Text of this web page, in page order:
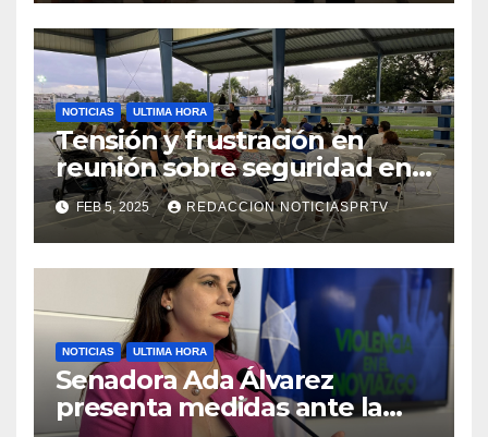
NOTICIAS ULTIMA HORA
Tensión y frustración en
reunión sobre seguridad en
Reparto Metropolitano
FEB 5, 2025 REDACCION NOTICIASPRTV
NOTICIAS ULTIMA HORA
Senadora Ada Álvarez
presenta medidas ante la